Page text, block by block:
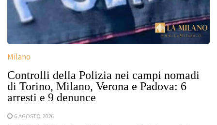
Milano
Controlli della Polizia nei campi nomadi
di Torino, Milano, Verona e Padova: 6
arresti e 9 denunce
6 AGOSTO 2026